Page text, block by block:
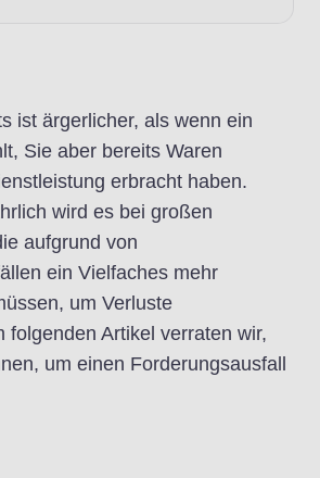
ist ärgerlicher, als wenn ein
Sie aber bereits Waren
erbracht haben.
wird es bei großen
aufgrund von
ein Vielfaches mehr
um Verluste
folgenden Artikel verraten wir,
um einen Forderungsausfall